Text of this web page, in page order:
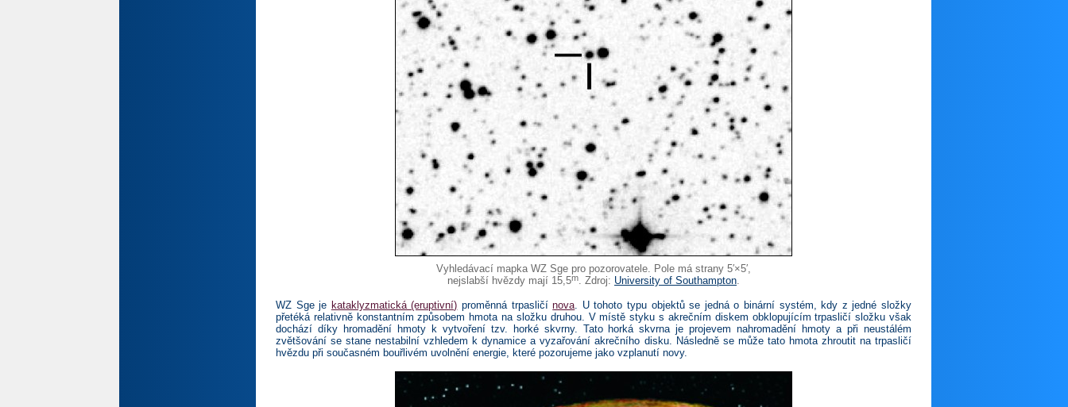
Vyhledávací mapka WZ Sge pro pozorovatele. Pole má strany 5′×5′,
nejslabší hvězdy mají 15,5m . Zdroj: University of Southampton
WZ Sge je kataklyzmatická (eruptivní) proměnná trpasličínova . U tohoto typu objektů se jedná o binární systém, kdy z jedné složky
přetéká relativně konstantním způsobem hmota na složku druhou. V místě styku s akrečním diskem obklopujícím trpasličí složku však
dochází díky hromadění hmoty k vytvoření tzv. horké skvrny. Tato horká skvrna je projevem nahromadění hmoty a při neustálém
zvětšování se stane nestabilní vzhledem k dynamice a vyzařování akrečního disku. Následně se může tato hmota zhroutit na trpasličí
hvězdu při současném bouřlivém uvolnění energie, které pozorujeme jako vzplanutí novy.